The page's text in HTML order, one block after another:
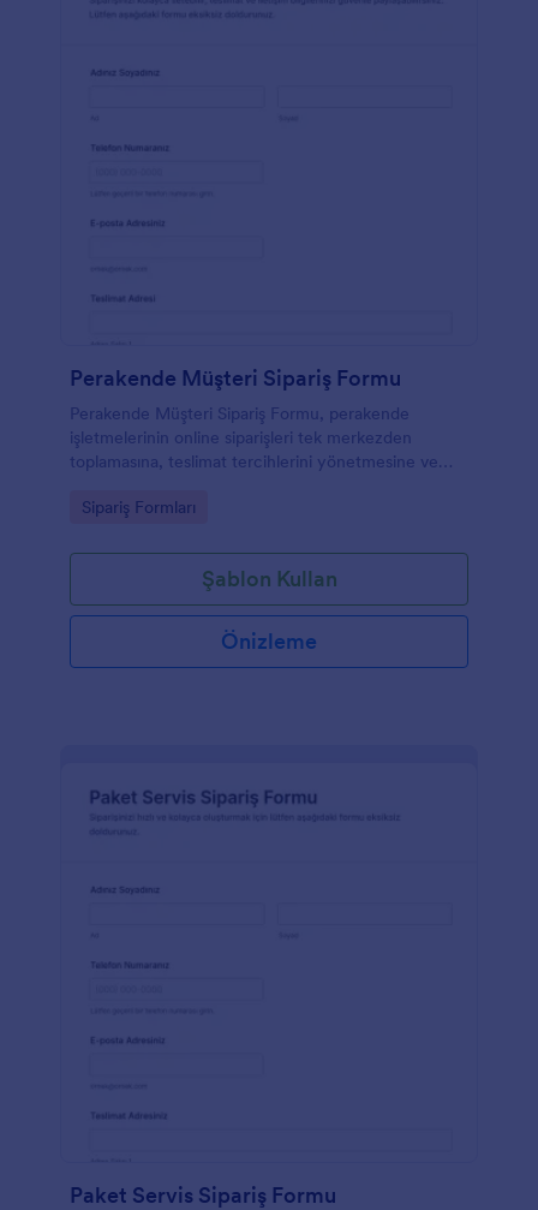
Perakende Müşteri Sipariş Formu
Perakende Müşteri Sipariş Formu, perakende
işletmelerinin online siparişleri tek merkezden
toplamasına, teslimat tercihlerini yönetmesine ve
düzenlemesine yardımcı olur.
Go to Category:
Sipariş Formları
Şablon Kullan
Önizleme
Paket Servis Sipariş Formu